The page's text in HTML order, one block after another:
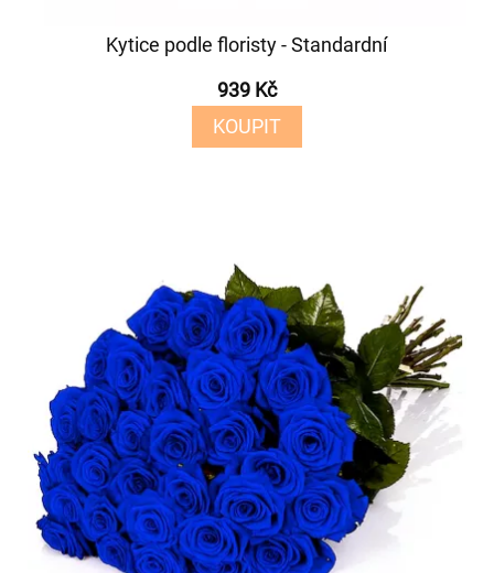
Kytice podle floristy - Standardní
939 Kč
KOUPIT